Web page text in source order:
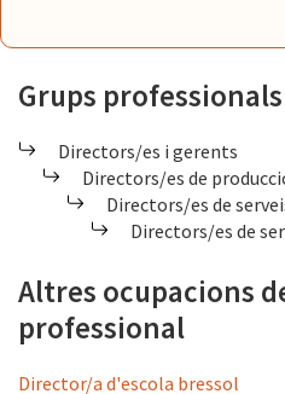
Grups
Directors/es i gerents
Directors/es de
Directors/es de
Directors/es de
Altres ocupacions
professional
Director/a d'escola bressol